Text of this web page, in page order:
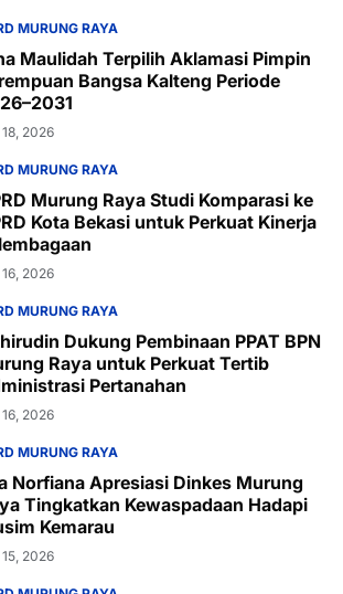
MURUNG RAYA
Maulidah Terpilih Aklamasi Pimpin
Bangsa Kalteng Periode
2026
MURUNG RAYA
Murung Raya Studi Komparasi ke
Kota Bekasi untuk Perkuat Kinerja
2026
MURUNG RAYA
Dukung Pembinaan PPAT BPN
Raya untuk Perkuat Tertib
Pertanahan
2026
MURUNG RAYA
Norfiana Apresiasi Dinkes Murung
Tingkatkan Kewaspadaan Hadapi
Kemarau
2026